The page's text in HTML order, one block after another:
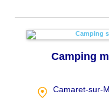
Camping
Camaret-sur-